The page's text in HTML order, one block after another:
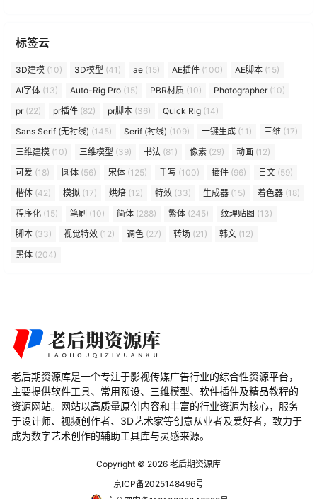
标签云
3D建模 (10) 3D模型 (41) ae (15) AE插件 (100) AE脚本 (15)
AI字体 (13) Auto-Rig Pro (15) PBR材质 (10) Photographer(10)
pr(22) pr插件 (82) pr脚本 (36) Quick Rig (14)
Sans Serif (无衬线) (145) Serif (衬线) (109) 一键生成 (11) 三维 (17)
三维建模 (10) 三维模型 (39) 书法 (81) 像素 (29) 动画 (12)
可爱 (18) 圆体 (56) 宋体 (125) 手写 (100) 插件 (96) 日文 (59)
楷体 (42) 模拟 (17) 烘焙 (12) 特效 (33) 生成器 (15) 着色器 (18)
程序化 (15) 笔刷 (10) 简体 (288) 繁体 (245) 纹理贴图 (13)
脚本 (33) 视觉特效 (12) 调色 (27) 转场 (21) 韩文 (12)
黑体 (204)
老后期资源库是一个专注于影视传媒广告行业的综合性资源平台，
主要提供软件工具、常用预设、三维模型、软件插件及精品教程的
资源网站。网站以高质量原创内容和丰富的行业资源为核心，服务
于设计师、视频创作者、3D艺术家等创意从业者及爱好者，致力于
成为数字艺术创作的辅助工具库与灵感来源。
Copyright © 2026 老后期资源库
京ICP备2025148496号